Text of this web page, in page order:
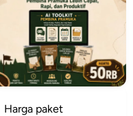
Harga paket